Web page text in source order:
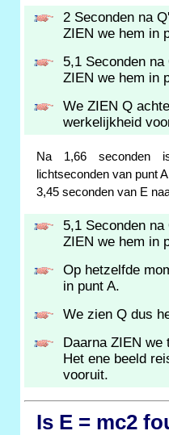
2 Seconden na
ZIEN we hem in
5,1 Seconden
ZIEN we hem in
We ZIEN Q
werkelijkheid
Na 1,66
lichtseconden van punt
3,45 seconden van E
5,1 Seconden
ZIEN we hem in
Op hetzelfde
in punt A.
We zien Q dus
Daarna ZIEN we
Het ene beeld
vooruit.
Is E = mc2